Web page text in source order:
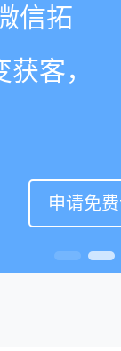
，一站
申请免
信拓
客，
申请免
面俱
业绩
申请免